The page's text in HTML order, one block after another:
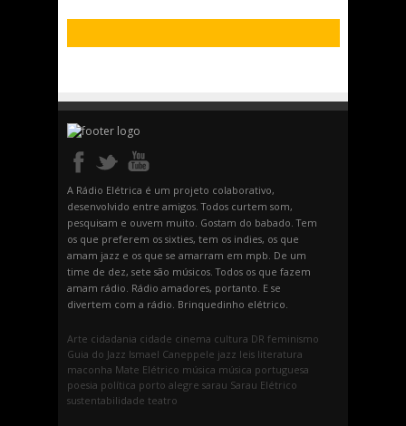
A Rádio Elétrica é um projeto colaborativo,
desenvolvido entre amigos. Todos curtem som,
pesquisam e ouvem muito. Gostam do babado. Tem
os que preferem os sixties, tem os indies, os que
amam jazz e os que se amarram em mpb. De um
time de dez, sete são músicos. Todos os que fazem
amam rádio. Rádio amadores, portanto. E se
divertem com a rádio. Brinquedinho elétrico.
Arte cidadania cidade cinema cultura DR feminismo
Guia do Jazz Ismael Caneppele jazz leis literatura
maconha Mate Elétrico música música portuguesa
poesia política porto alegre sarau Sarau Elétrico
sustentabilidade teatro